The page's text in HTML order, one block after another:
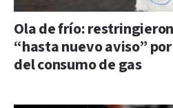
Ola de frío:
“hasta nuevo aviso”
del consumo de gas